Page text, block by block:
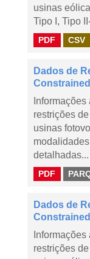
usinas
Tipo I, Tipo
PDF CSV
Dados de
restrições
usinas
detalhadas...
PDF
Dados de
restrições